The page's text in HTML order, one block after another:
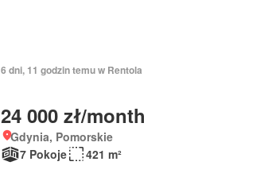
6 dni, 11 godzin temu w Rentola
24 000 zł/month
Gdynia, Pomorskie
7 Pokoje
421 m²